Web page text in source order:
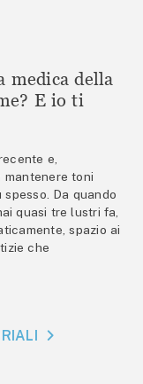
medica della
E io ti
e,
mantenere toni
Da quando
quasi tre lustri fa,
spazio ai
che